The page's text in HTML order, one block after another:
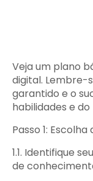
Veja um plano
digital. Lembre-
garantido e o
habilidades e
Passo 1: Escolha
1.1. Identifique
de